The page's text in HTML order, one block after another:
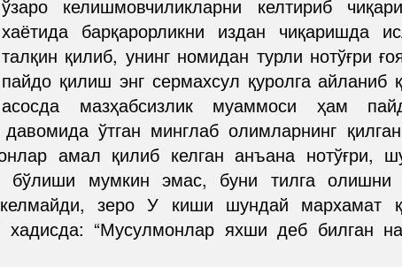
ўзаро келишмовчиликларни келтириб
хаётида барқарорликни издан чиқаришда
талқин қилиб, унинг номидан турли нотўғри
пайдо қилиш энг сермахсул қуролга
асосда мазҳабсизлик муаммоси ҳам
ўтган минглаб олимларнинг
амал қилиб келган анъана нотўғри,
бўлиши мумкин эмас, буни тилга
келмайди, зеро У киши шундай мархамат
“Мусулмонлар яхши деб билган